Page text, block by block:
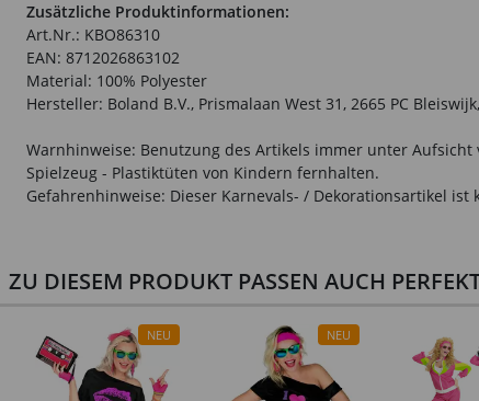
Zusätzliche Produktinformationen:
Art.Nr.: KBO86310
EAN: 8712026863102
Material: 100% Polyester
Hersteller: Boland B.V., Prismalaan West 31, 2665 PC
Warnhinweise: Benutzung des Artikels immer unter
Spielzeug - Plastiktüten von Kindern fernhalten.
Gefahrenhinweise: Dieser Karnevals- / Dekorationsartikel ist
ZU DIESEM PRODUKT PASSEN AUCH
NEU NEU